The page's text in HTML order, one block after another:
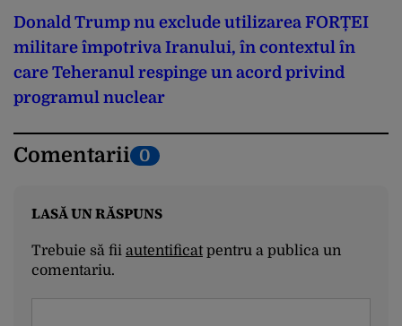
Donald Trump nu exclude utilizarea FORȚEI
militare împotriva Iranului, în contextul în
care Teheranul respinge un acord privind
programul nuclear
Comentarii 0
LASĂ UN RĂSPUNS
Trebuie să fii autentificatpentru a publica un
comentariu.